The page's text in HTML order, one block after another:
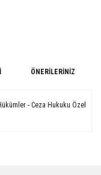
ÖNERILERINIZ
- Ceza Hukuku Özel